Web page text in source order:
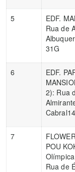
5
EDF.
Rua de
31G
6
EDF.
2): Rua
7
POU
Rua de